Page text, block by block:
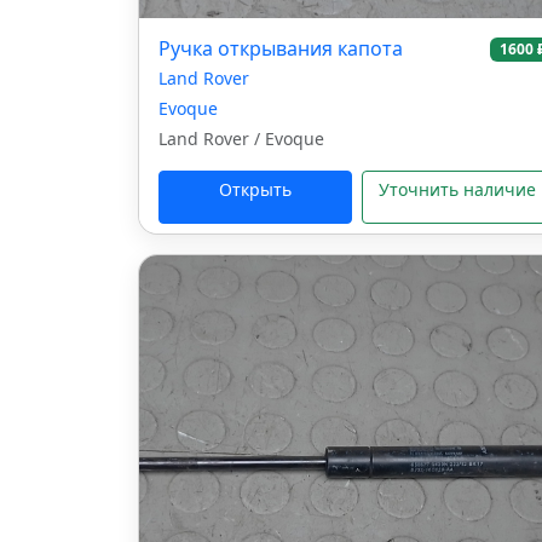
Ручка открывания капота 1600
Land Rover
Evoque
Land Rover / Evoque
Открыть Уточнить наличие